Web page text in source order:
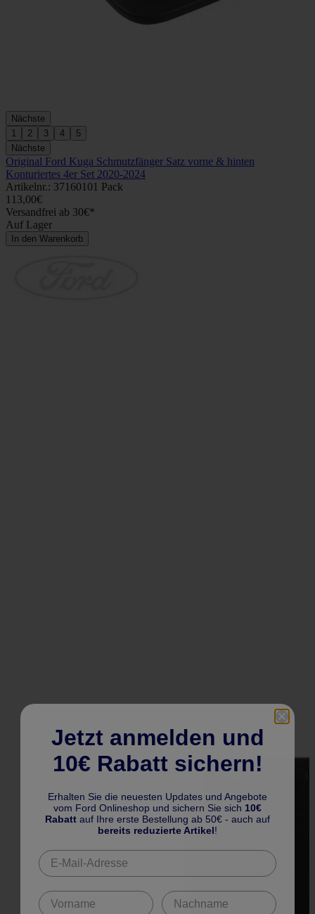
Nächste
1
2 3 4
5
Nächste
Original Ford Kuga Schmutzfänger Satz vorne & hinten
Konturiertes 4er Set 2020-2024
Artikelnr.: 37160101 Pack
113,00€
Versandfrei ab 30€*
Auf Lager
In den Warenkorb
Jetzt anmelden und
10€ Rabatt sichern!
Erhalten Sie die neuesten Updates und Angebote
vom Ford Onlineshop und sichern Sie sich 10€
Rabatt auf Ihre erste Bestellung ab 50€ - auch auf
bereits reduzierte Artikel!